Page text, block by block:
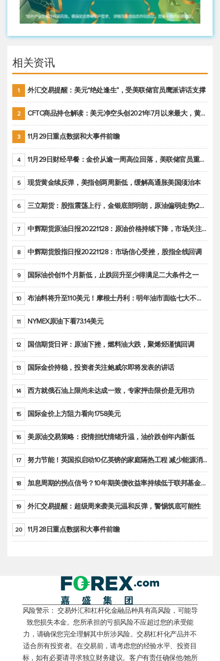
相关资讯
1 外汇交易提醒：美元“绝处逢生”，受美联储官员鹰派讲话支撑
2 CFTC商品持仓解读：美元净空头创2021年7月以来最大，黄金期货投机性净多头头寸减少
3 11月29日重点数据和大事件前瞻
4 11月29日财经早餐：金价从逾一周高位回落，美联储官员重申鹰派立场推动美元回升
5 现货黄金续反弹，美指创两周新低，缓解高通胀美国须治本
6 三立期货：股指震荡上行，金银底部明朗，原油偏弱走势(20221128收评)
7 中辉期货原油日报20221128：原油价格持续下降，市场关注OPEC+新一轮产能政策
8 中辉期货股指日报20221128：市场信心受挫，股指全线回调
9 国际油价创11个月新低，止跌回升至少得满足二大条件之一
10 布油料将升至110美元！摩根士丹利：明年油市面临七大不确定性
11 NYMEX原油下看73.14美元
12 国信期货日评：原油下挫，燃料油大跌，聚烯烃谨慎回调
13 国际金价持稳，投资者关注鲍威尔即将发表的讲话
14 西方就俄石油上限尚未达成一致，专家抨击限价是无用功
15 国际金价上方阻力看向1758美元
16 美原油交易策略：疫情担忧情绪升温，油价跌创年内新低
17 努力节能！英国拟启动10亿英镑的家庭隔热工程 减少能源消耗
18 加息周期的拐点信号？10年期美债收益率持续低于联邦基金利率目标区间
19 外汇交易提醒：超级周来袭美元温和反弹，警惕筑底可能性
20 11月28日重点数据和大事件前瞻
风险警示： 交易外汇和杠杆化金融品种具有高风险，可能导
致您损失本金。您所承担的亏损风险不应超过您的承受能
力，请确保您完全理解其中所涉风险。交易杠杆化产品并不
适合所有投资者。在交易前，请考虑您的经验水平、投资目
标，如有必要请寻求独立财务建议。客户有责任确保他/她所